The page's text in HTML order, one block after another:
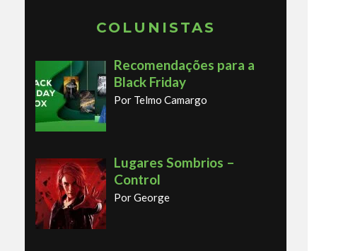
COLUNISTAS
Recomendações para a
Black Friday
Por Telmo Camargo
Lugares Sombrios –
Control
Por George